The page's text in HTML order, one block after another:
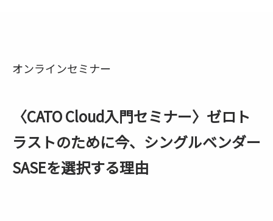
オンラインセミナー
〈CATO Cloud入門セミナー〉ゼロト
ラストのために今、シングルベンダー
SASEを選択する理由